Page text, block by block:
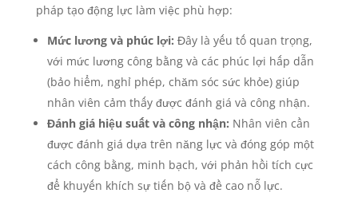
pháp tạo động lực làm việc phù hợp:
Mức lương và phúc lợi: Đây là yếu tố quan trọng,
với mức lương công bằng và các phúc lợi hấp dẫn
(bảo hiểm, nghỉ phép, chăm sóc sức khỏe) giúp
nhân viên cảm thấy được đánh giá và công nhận.
Đánh giá hiệu suất và công nhận: Nhân viên cần
được đánh giá dựa trên năng lực và đóng góp một
cách công bằng, minh bạch, với phản hồi tích cực
để khuyến khích sự tiến bộ và đề cao nỗ lực.